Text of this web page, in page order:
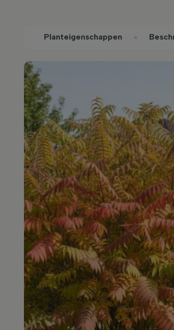
Planteigenschappen